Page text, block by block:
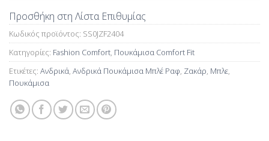
Προσθήκη στη Λίστα Επιθυμίας
Κωδικός προϊόντος: SS0JZF2404
Κατηγορίες: Fashion Comfort, Πουκάμισα Comfort Fit
Ετικέτες: Ανδρικά, Ανδρικά Πουκάμισα Μπλέ Ραφ, Ζακάρ, Μπλε,
Πουκάμισα